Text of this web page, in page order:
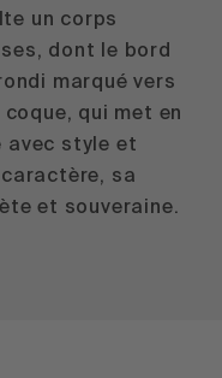
un corps
dont le bord
marqué vers
qui met en
avec style et
sa
et souveraine.